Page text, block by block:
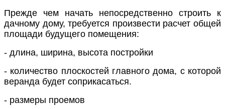
Прежде чем начать непосредственно строить к
дачному дому, требуется произвести расчет общей
площади будущего помещения:
- длина, ширина, высота постройки
- количество плоскостей главного дома, с которой
веранда будет соприкасаться.
- размеры проемов